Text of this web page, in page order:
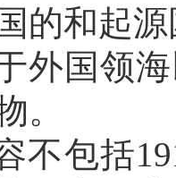
的和起
外国领
。
不包括